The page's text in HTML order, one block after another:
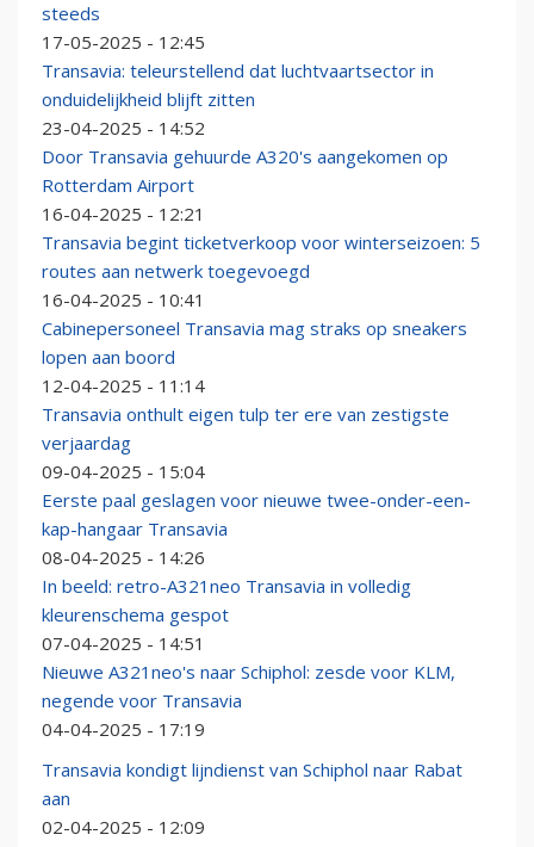
steeds
17-05-2025 - 12:45
Transavia: teleurstellend dat luchtvaartsector in
onduidelijkheid blijft zitten
23-04-2025 - 14:52
Door Transavia gehuurde A320's aangekomen op
Rotterdam Airport
16-04-2025 - 12:21
Transavia begint ticketverkoop voor winterseizoen: 5
routes aan netwerk toegevoegd
16-04-2025 - 10:41
Cabinepersoneel Transavia mag straks op sneakers
lopen aan boord
12-04-2025 - 11:14
Transavia onthult eigen tulp ter ere van zestigste
verjaardag
09-04-2025 - 15:04
Eerste paal geslagen voor nieuwe twee-onder-een-
kap-hangaar Transavia
08-04-2025 - 14:26
In beeld: retro-A321neo Transavia in volledig
kleurenschema gespot
07-04-2025 - 14:51
Nieuwe A321neo's naar Schiphol: zesde voor KLM,
negende voor Transavia
04-04-2025 - 17:19
Transavia kondigt lijndienst van Schiphol naar Rabat
aan
02-04-2025 - 12:09